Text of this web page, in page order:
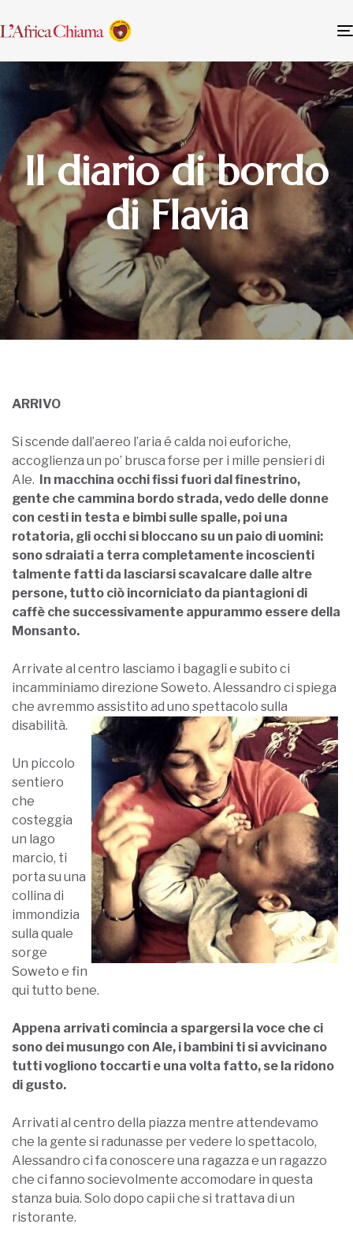
Il diario di bordo
di Flavia
ARRIVO
Si scende dall’aereo l’aria é calda noi euforiche,
accoglienza un po’ brusca forse per i mille pensieri di
Ale.
In macchina occhi fissi fuori dal finestrino,
gente che cammina bordo strada, vedo delle donne
con cesti in testa e bimbi sulle spalle, poi una
rotatoria, gli occhi si bloccano su un paio di uomini:
sono sdraiati a terra completamente incoscienti
talmente fatti da lasciarsi scavalcare dalle altre
persone, tutto ciò incorniciato da piantagioni di
caffè che successivamente appurammo essere della
Monsanto.
Arrivate al centro lasciamo i bagagli e subito ci
incamminiamo direzione Soweto. Alessandro ci spiega
che avremmo assistito ad uno spettacolo sulla
disabilità.
Un piccolo
sentiero
che
costeggia
un lago
marcio, ti
porta su una
collina di
immondizia
sulla quale
sorge
Soweto e fin
qui tutto bene.
Appena arrivati comincia a spargersi la voce che ci
sono dei musungo con Ale, i bambini ti si avvicinano
tutti vogliono toccarti e una volta fatto, se la ridono
di gusto.
Arrivati al centro della piazza mentre attendevamo
che la gente si radunasse per vedere lo spettacolo,
Alessandro ci fa conoscere una ragazza e un ragazzo
che ci fanno socievolmente accomodare in questa
stanza buia. Solo dopo capii che si trattava di un
ristorante.